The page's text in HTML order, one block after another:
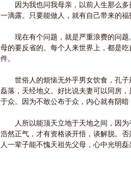
因为我也问我母亲，以前人生那么多
一滴露。只要能做人，就有自己带来的
现在有个问题，就是严重浪费的问题
母的要反省的。每个人来世界上，都是
件。
世俗人的烦恼无外乎男女饮食，孔子
磊落，天经地义。好比说夫妻可以同房
于众。因为不敢公布于众，内心就有阴
人所以能顶天立地于天地之间，因为
浩然正气，才有资格谈开悟，谈解脱。
人一辈子能不愧天祖先父母，心中光明